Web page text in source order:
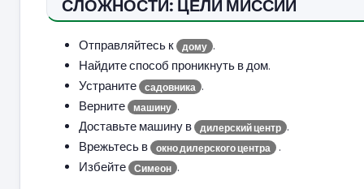
СЛОЖНОСТИ: ЦЕЛИ МИССИИ
Отправляйтесь к дому .
Найдите способ проникнуть в дом.
Устраните
садовника
.
Верните
машину .
Доставьте машину в
дилерский центр .
Врежьтесь в
окно дилерского центра
.
Избейте
Симеон .